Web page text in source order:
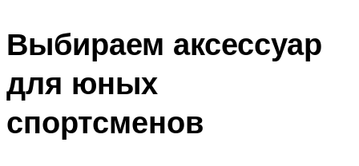
Выбираем аксессуар
для юных
спортсменов